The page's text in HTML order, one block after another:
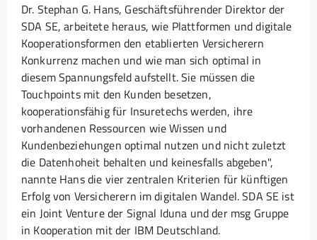
Dr. Stephan G. Hans, Geschäftsführender Direktor der
SDA SE, arbeitete heraus, wie Plattformen und digitale
Kooperationsformen den etablierten Versicherern
Konkurrenz machen und wie man sich optimal in
diesem Spannungsfeld aufstellt. Sie müssen die
Touchpoints mit den Kunden besetzen,
kooperationsfähig für Insuretechs werden, ihre
vorhandenen Ressourcen wie Wissen und
Kundenbeziehungen optimal nutzen und nicht zuletzt
die Datenhoheit behalten und keinesfalls abgeben",
nannte Hans die vier zentralen Kriterien für künftigen
Erfolg von Versicherern im digitalen Wandel. SDA SE ist
ein Joint Venture der Signal Iduna und der msg Gruppe
in Kooperation mit der IBM Deutschland.